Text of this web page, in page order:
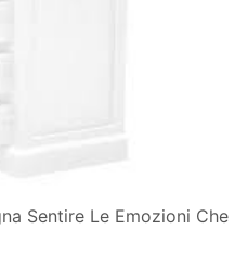
Sentire Le Emozioni Che